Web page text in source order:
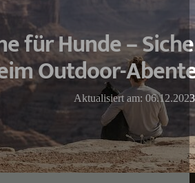
für Hunde –
Outdoor-
Aktualisiert am: 06.12.2023